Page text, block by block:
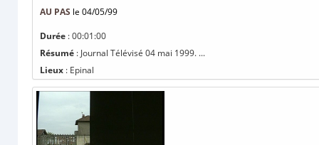
AU PAS le 04/05/99
Durée : 00:01:00
Résumé : Journal Télévisé 04 mai 1999. ...
Lieux : Epinal